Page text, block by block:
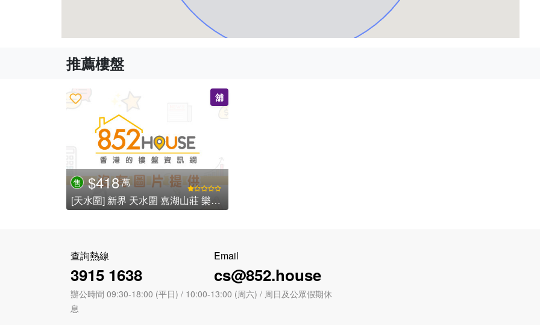
推薦樓盤
舖
售 $418 萬
[天水圍] 新界 天水圍 嘉湖山莊 樂湖居 - 嘉湖新北江商場
查詢熱線
3915 1638
Email
cs@852.house
辦公時間 09:30-18:00 (平日) / 10:00-13:00 (周六) / 周日及公眾假期休
息